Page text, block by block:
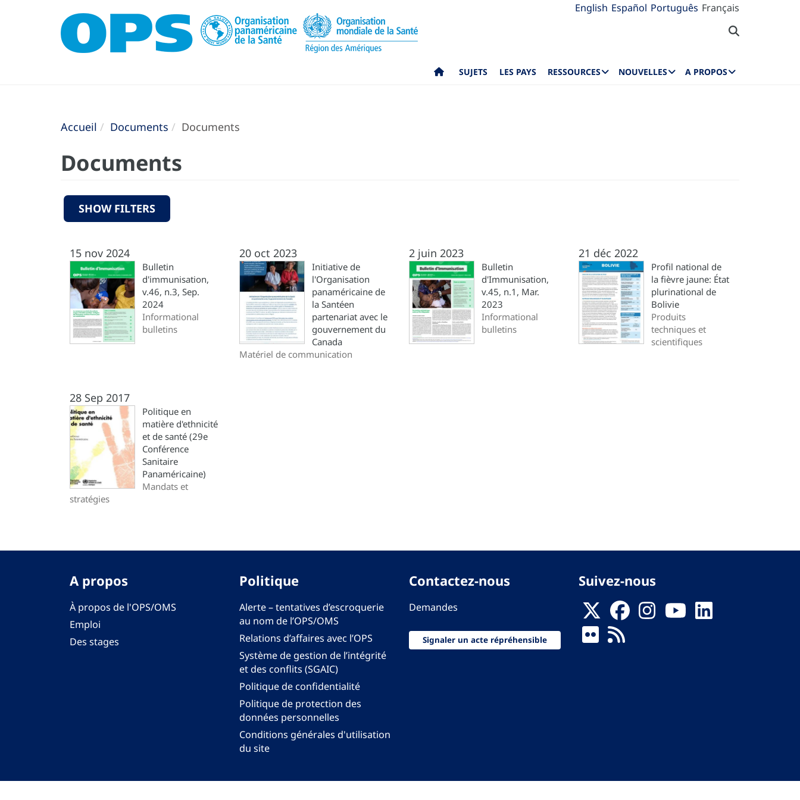
English Español Português Français
SUJETS LES PAYS RESSOURCES NOUVELLES A PROPOS
Accueil Documents Documents
Documents
SHOW FILTERS
15 nov 2024
Bulletin
d'immunisation,
v.46, n.3, Sep.
2024
Informational
bulletins
20 oct 2023
Initiative de
l'Organisation
panaméricaine de
la Santéen
partenariat avec le
gouvernement du
Canada
Matériel de communication
2 juin 2023
Bulletin
d'Immunisation,
v.45, n.1, Mar.
2023
Informational
bulletins
21 déc 2022
Profil national de
la fièvre jaune: État
plurinational de
Bolivie
Produits
techniques et
scientifiques
28 Sep 2017
Politique en
matière d'ethnicité
et de santé (29e
Conférence
Sanitaire
Panaméricaine)
Mandats et
stratégies
A propos
À propos de l'OPS/OMS
Emploi
Des stages
Politique
Alerte – tentatives d’escroquerie
au nom de l’OPS/OMS
Relations d’affaires avec l’OPS
Système de gestion de l’intégrité
et des conflits (SGAIC)
Politique de confidentialité
Politique de protection des
données personnelles
Conditions générales d'utilisation
du site
Contactez-nous
Demandes
Signaler un acte répréhensible
Suivez-nous